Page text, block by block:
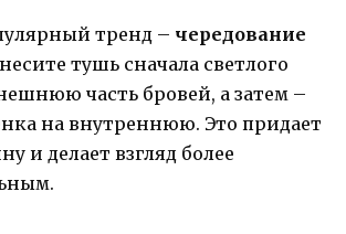
тренд – чередование
тушь сначала светлого
часть бровей, а затем –
на внутреннюю. Это придает
и делает взгляд более